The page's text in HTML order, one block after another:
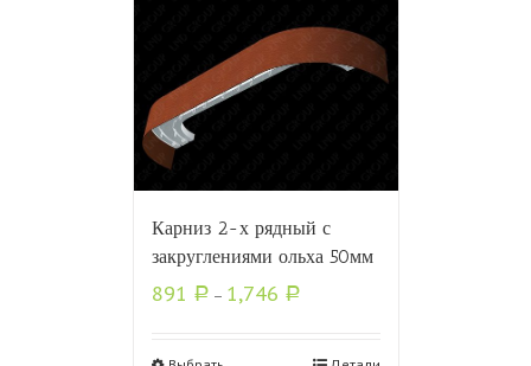
Карниз 2-х рядный с
закруглениями ольха 50мм
891 Р – 1,746 Р